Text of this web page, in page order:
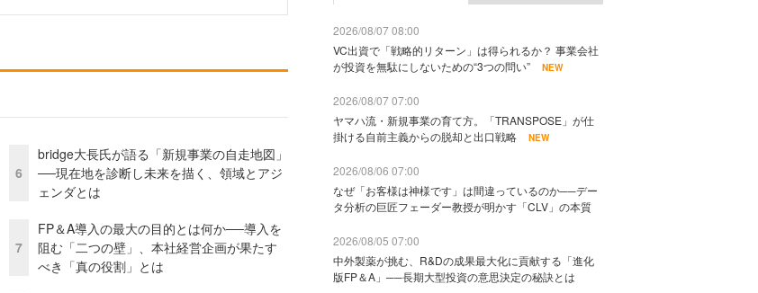
6
bridge大長氏が語る「新規事業の自走地図」
──現在地を診断し未来を描く、領域とアジ
ェンダとは
7
FP＆A導入の最大の目的とは何か──導入を
阻む「二つの壁」、本社経営企画が果たす
べき「真の役割」とは
2026/08/07 08:00
VC出資で「戦略的リターン」は得られるか？ 事業会社
が投資を無駄にしないための“3つの問い”
NEW
2026/08/07 07:00
ヤマハ流・新規事業の育て方。「TRANSPOSE」が仕
掛ける自前主義からの脱却と出口戦略
NEW
2026/08/06 07:00
なぜ「お客様は神様です」は間違っているのか──デー
タ分析の巨匠フェーダー教授が明かす「CLV」の本質
2026/08/05 07:00
中外製薬が挑む、R&Dの成果最大化に貢献する「進化
版FP＆A」──長期大型投資の意思決定の秘訣とは